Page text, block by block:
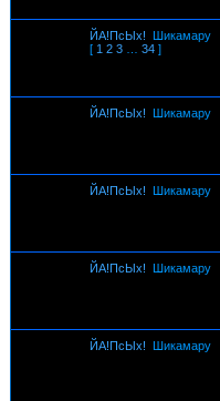
ЙА!ПсЫх!
Шикамару
[ 1 2 3 34 ]
ЙА!ПсЫх!
Шикамару
ЙА!ПсЫх!
Шикамару
ЙА!ПсЫх!
Шикамару
ЙА!ПсЫх!
Шикамару